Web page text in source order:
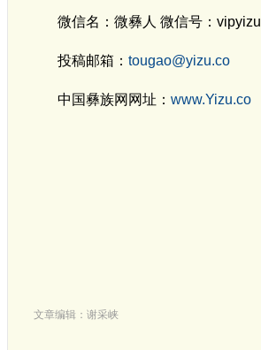
微信名： 微彝人 微信号： vipyizu
投稿邮箱： tougao@yizu.co
中国彝族网网址： www.Yizu.co
文章编辑：谢采峡